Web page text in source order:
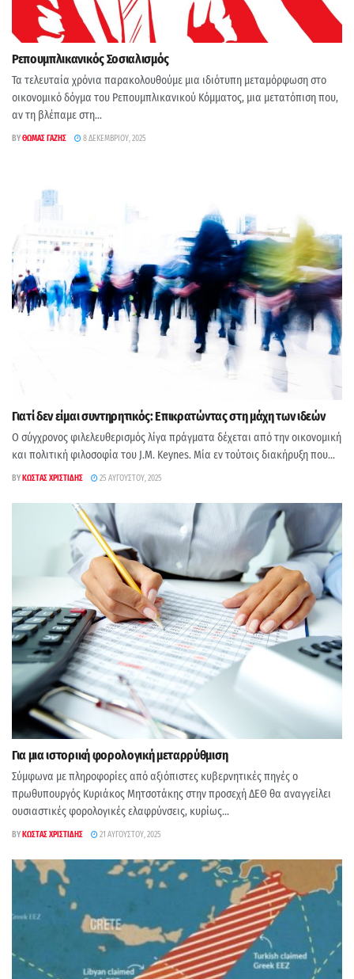
Ρεπουμπλικανικός Σοσιαλισμός
Τα τελευταία χρόνια παρακολουθούμε μια ιδιότυπη μεταμόρφωση στο
οικονομικό δόγμα του Ρεπουμπλικανικού Κόμματος, μια μετατόπιση που,
αν τη βλέπαμε στη...
BYΘΩΜΆΣ ΓΑΖΉΣ 8 ΔΕΚΕΜΒΡΊΟΥ, 2025
Γιατί δεν είμαι συντηρητικός: Επικρατώντας στη μάχη των ιδεών
Ο σύγχρονος φιλελευθερισμός λίγα πράγματα δέχεται από την οικονομική
και πολιτική φιλοσοφία του J.M. Keynes. Μία εν τούτοις διακήρυξη που...
BY ΚΏΣΤΑΣ ΧΡΙΣΤΊΔΗΣ 25 ΑΥΓΟΎΣΤΟΥ, 2025
Για μια ιστορική φορολογική μεταρρύθμιση
Σύμφωνα με πληροφορίες από αξιόπιστες κυβερνητικές πηγές ο
πρωθυπουργός Κυριάκος Μητσοτάκης στην προσεχή ΔΕΘ θα αναγγείλει
ουσιαστικές φορολογικές ελαφρύνσεις, κυρίως...
BYΚΏΣΤΑΣ ΧΡΙΣΤΊΔΗΣ 21 ΑΥΓΟΎΣΤΟΥ, 2025